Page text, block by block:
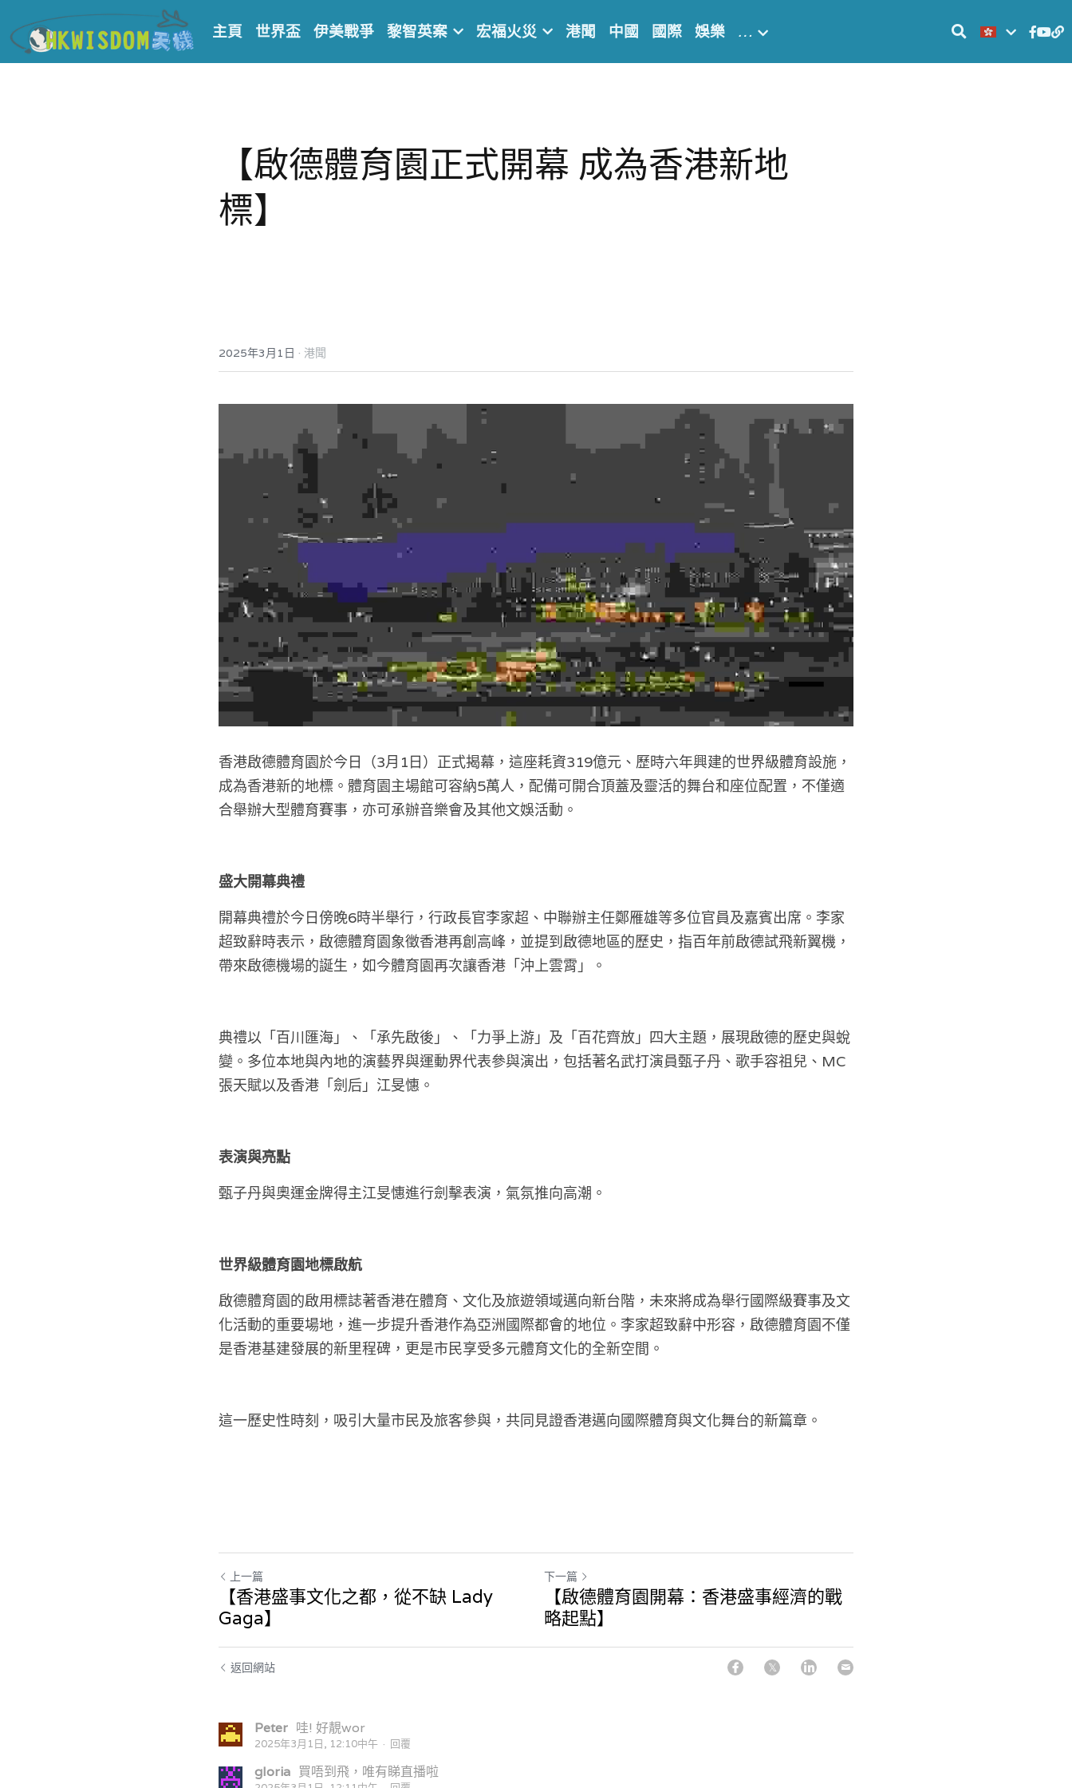
主頁 世界盃 伊美戰爭 黎智英案 宏福火災 港聞 中國 國際 娛樂 …
【啟德體育園正式開幕 成為香港新地
標】
2025年3月1日 · 港聞
香港啟德體育園於今日（3月1日）正式揭幕，這座耗資319億元、歷時六年興建的世界級體育設施，
成為香港新的地標。體育園主場館可容納5萬人，配備可開合頂蓋及靈活的舞台和座位配置，不僅適
合舉辦大型體育賽事，亦可承辦音樂會及其他文娛活動。
盛大開幕典禮
開幕典禮於今日傍晚6時半舉行，行政長官李家超、中聯辦主任鄭雁雄等多位官員及嘉賓出席。李家
超致辭時表示，啟德體育園象徵香港再創高峰，並提到啟德地區的歷史，指百年前啟德試飛新翼機，
帶來啟德機場的誕生，如今體育園再次讓香港「沖上雲霄」。
典禮以「百川匯海」、「承先啟後」、「力爭上游」及「百花齊放」四大主題，展現啟德的歷史與蛻
變。多位本地與內地的演藝界與運動界代表參與演出，包括著名武打演員甄子丹、歌手容祖兒、MC
張天賦以及香港「劍后」江旻憓。
表演與亮點
甄子丹與奧運金牌得主江旻憓進行劍擊表演，氣氛推向高潮。
世界級體育園地標啟航
啟德體育園的啟用標誌著香港在體育、文化及旅遊領域邁向新台階，未來將成為舉行國際級賽事及文
化活動的重要場地，進一步提升香港作為亞洲國際都會的地位。李家超致辭中形容，啟德體育園不僅
是香港基建發展的新里程碑，更是市民享受多元體育文化的全新空間。
這一歷史性時刻，吸引大量市民及旅客參與，共同見證香港邁向國際體育與文化舞台的新篇章。
上一篇
【香港盛事文化之都，從不缺 Lady
Gaga】
下一篇
【啟德體育園開幕：香港盛事經濟的戰
略起點】
返回網站
Peter 哇! 好靚wor
2025年3月1日, 12:10中午 · 回覆
gloria 買唔到飛，唯有睇直播啦